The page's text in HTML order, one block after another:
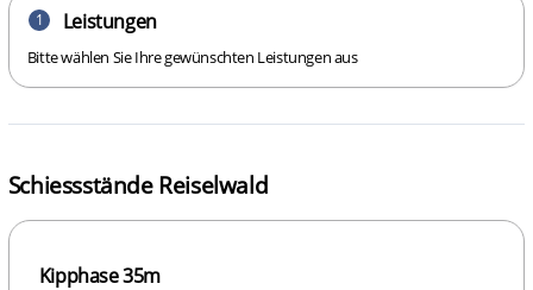
Schiessstände Reiselwald
Kipphase 35m
1 Leistungen
Bitte wählen Sie Ihre gewünschten Leistungen aus